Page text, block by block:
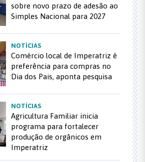
sobre novo prazo de adesão ao
Simples Nacional para 2027
NOTÍCIAS
Comércio local de Imperatriz é
preferência para compras no
Dia dos Pais, aponta pesquisa
NOTÍCIAS
Agricultura Familiar inicia
programa para fortalecer
produção de orgânicos em
Imperatriz